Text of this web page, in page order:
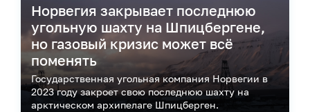
Норвегия закрывает последнюю
угольную шахту на Шпицбергене,
но газовый кризис может всё
поменять
Государственная угольная компания Норвегии в
2023 году закроет свою последнюю шахту на
арктическом архипелаге Шпицберген.